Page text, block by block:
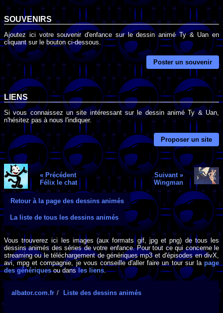
SOUVENIRS
Ajoutez ici votre souvenir d'enfance sur le dessin animé Ty & Uan en
cliquant sur le bouton ci-dessous.
Poster un souvenir
LIENS
Si vous connaissez un site intéressant sur le dessin animé Ty & Uan,
n'hésitez pas à nous l'indiquer.
Proposer un site
« Précédent
Félix le chat
Suivant »
Wingman
Retour à la page des dessins animés
La liste de tous les dessins animés
Vous trouverez ici les images (aux formats gif, jpg et png) de tous les
dessins animés des séries de votre enfance. Pour tout ce qui concerne le
streaming ou le téléchargement de génériques mp3 et d'épisodes en divX,
avi, mpg et compagnie, je vous conseille d'aller faire un tour sur la page
des génériquesou dans les liens.
albator.com.fr Liste des dessins animés